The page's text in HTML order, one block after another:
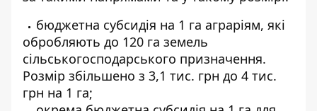
бюджетна субсидія на 1 га аграріям, які
обробляють до 120 га земель
сільськогосподарського призначення.
Розмір збільшено з 3,1 тис. грн до 4 тис.
грн на 1 га;